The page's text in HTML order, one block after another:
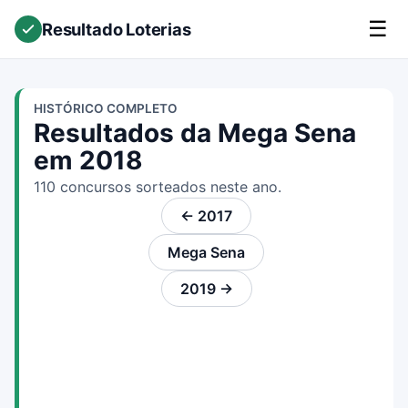
Resultado Loterias ☰
HISTÓRICO COMPLETO
Resultados da Mega Sena
em 2018
110 concursos sorteados neste ano.
← 2017
Mega Sena
2019 →